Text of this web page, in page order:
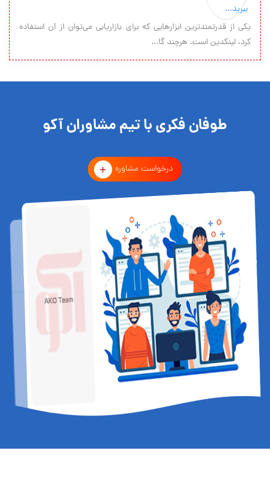
یکی از قدرتمندترین ابزارهایی که برای بازاریابی می‌توان از آن استفاده
کرد، لینکدین است. هرچند گا...
طوفان فکری با تیم مشاوران آکو
درخواست مشاوره